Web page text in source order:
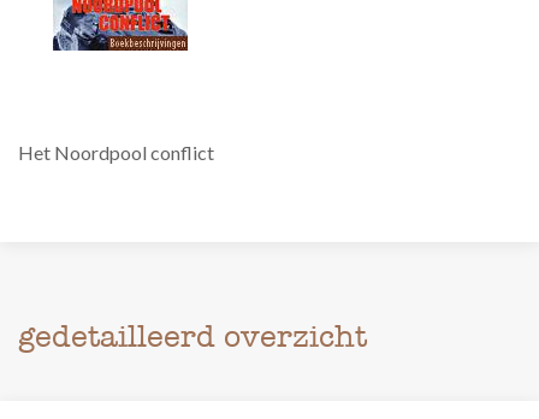
Het Noordpool conflict
gedetailleerd overzicht